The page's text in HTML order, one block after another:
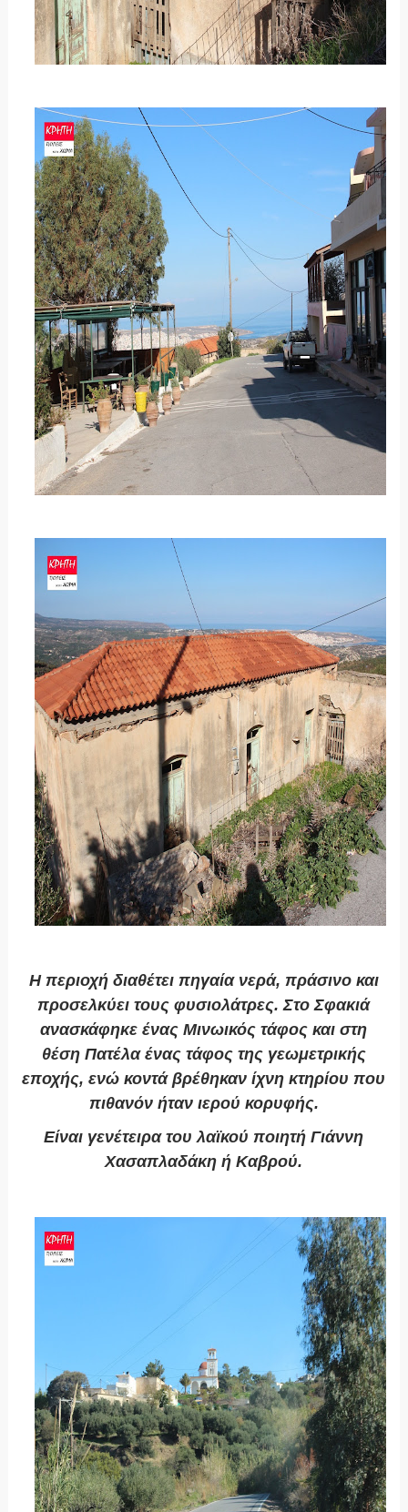
Η περιοχή διαθέτει πηγαία νερά, πράσινο και
προσελκύει τους φυσιολάτρες. Στο Σφακιά
ανασκάφηκε ένας Μινωικός τάφος και στη
θέση Πατέλα ένας τάφος της γεωμετρικής
εποχής, ενώ κοντά βρέθηκαν ίχνη κτηρίου που
πιθανόν ήταν ιερού κορυφής.
Είναι γενέτειρα του λαϊκού ποιητή Γιάννη
Χασαπλαδάκη ή Καβρού.